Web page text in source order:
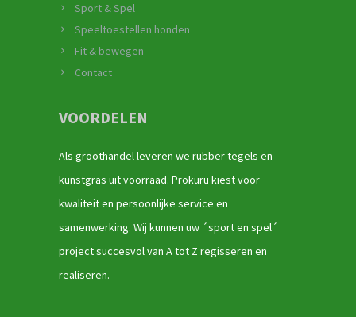
Sport & Spel
Speeltoestellen honden
Fit & bewegen
Contact
VOORDELEN
Als groothandel leveren we rubber tegels en
kunstgras uit voorraad. Prokuru kiest voor
kwaliteit en persoonlijke service en
samenwerking. Wij kunnen uw ´sport en spel´
project succesvol van A tot Z regisseren en
realiseren.